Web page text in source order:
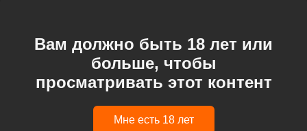
Вам должно быть 18 лет или
больше, чтобы
просматривать этот контент
Мне есть 18 лет